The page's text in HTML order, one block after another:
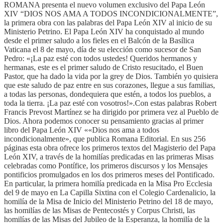
ROMANA presenta el nuevo volumen exclusivo del Papa León
XIV “DIOS NOS AMA A TODOS INCONDICIONALMENTE”,
la primera obra con las palabras del Papa León XIV al inicio de su
Ministerio Petrino. El Papa León XIV ha conquistado al mundo
desde el primer saludo a los fieles en el Balcón de la Basílica
Vaticana el 8 de mayo, día de su elección como sucesor de San
Pedro: «¡La paz esté con todos ustedes! Queridos hermanos y
hermanas, este es el primer saludo de Cristo resucitado, el Buen
Pastor, que ha dado la vida por la grey de Dios. También yo quisiera
que este saludo de paz entre en sus corazones, llegue a sus familias,
a todas las personas, dondequiera que estén, a todos los pueblos, a
toda la tierra. ¡La paz esté con vosotros!».Con estas palabras Robert
Francis Prevost Martínez se ha dirigido por primera vez al Pueblo de
Dios. Ahora podemos conocer su pensamiento gracias al primer
libro del Papa León XIV ««Dios nos ama a todos
incondicionalmente», que publica Romana Editorial. En sus 256
páginas esta obra ofrece los primeros textos del Magisterio del Papa
León XIV, a través de la homilías predicadas en las primeras Misas
celebradas como Pontífice, los primeros discursos y los Mensajes
pontificios promulgados en los dos primeros meses del Pontificado.
En particular, la primera homilía predicada en la Misa Pro Ecclesia
del 9 de mayo en La Capilla Sixtina con el Colegio Cardenalicio, la
homilía de la Misa de Inicio del Ministerio Petrino del 18 de mayo,
las homilías de las Misas de Pentecostés y Corpus Christi, las
homilías de las Misas del Jubileo de la Esperanza, la homilía de la